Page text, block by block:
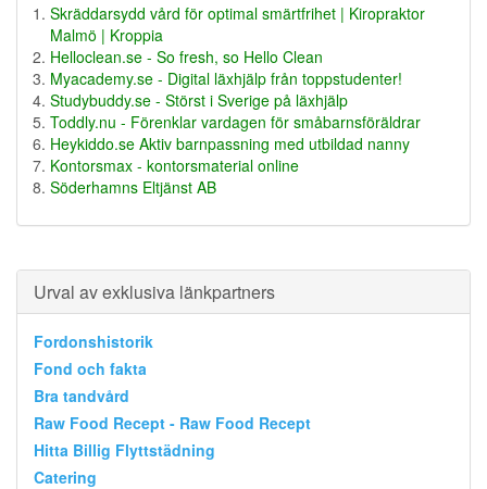
Skräddarsydd vård för optimal smärtfrihet | Kiropraktor
Malmö | Kroppia
Helloclean.se - So fresh, so Hello Clean
Myacademy.se - Digital läxhjälp från toppstudenter!
Studybuddy.se - Störst i Sverige på läxhjälp
Toddly.nu - Förenklar vardagen för småbarnsföräldrar
Heykiddo.se Aktiv barnpassning med utbildad nanny
Kontorsmax - kontorsmaterial online
Söderhamns Eltjänst AB
Urval av exklusiva länkpartners
Fordonshistorik
Fond och fakta
Bra tandvård
Raw Food Recept - Raw Food Recept
Hitta Billig Flyttstädning
Catering